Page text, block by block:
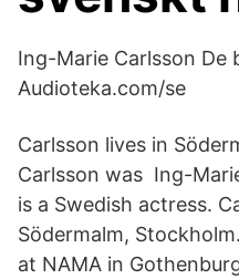
Ing-Marie Carlsson De
Audioteka.com/se
Carlsson lives in
Carlsson was Ing-
is a Swedish actress.
Södermalm,
at NAMA in